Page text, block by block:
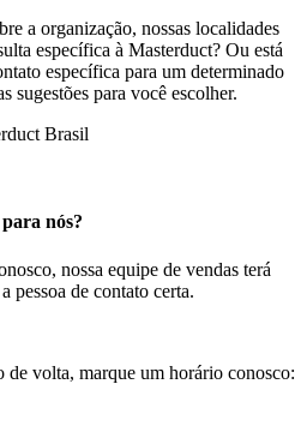
a organização, nossas localidades
específica à Masterduct? Ou está
específica para um determinado
sugestões para você escolher.
Brasil
nós?
nossa equipe de vendas terá
pessoa de contato certa.
de volta, marque um horário conosco: